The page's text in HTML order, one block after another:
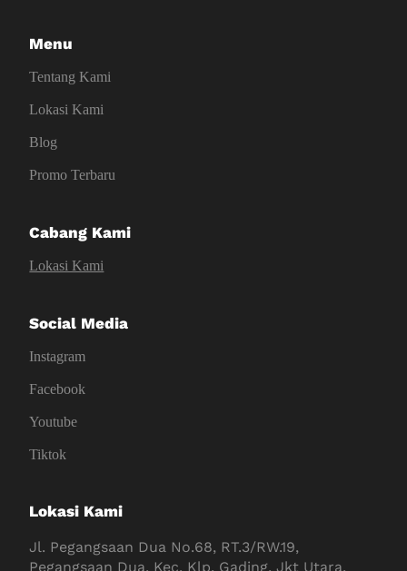
Menu
Tentang Kami
Lokasi Kami
Blog
Promo Terbaru
Cabang Kami
Lokasi Kami
Social Media
Instagram
Facebook
Youtube
Tiktok
Lokasi Kami
Jl. Pegangsaan Dua No.68, RT.3/RW.19,
Pegangsaan Dua, Kec. Klp. Gading, Jkt Utara,